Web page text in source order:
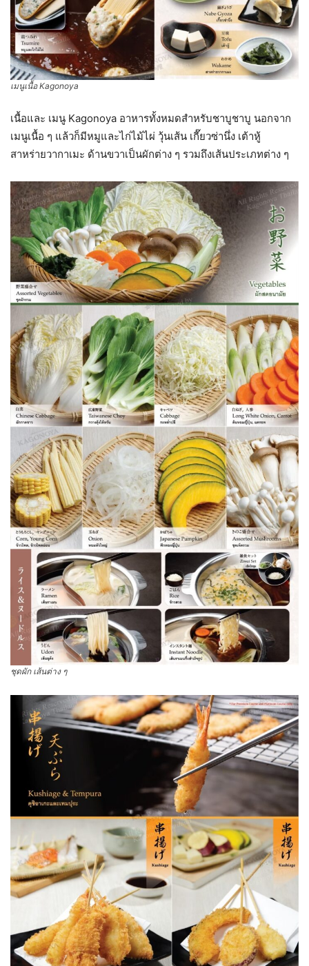
เมนูเนื้อ Kagonoya
เนื้อและ เมนู Kagonoya อาหารทั้งหมดสำหรับชาบูชาบู นอกจาก
เมนูเนื้อ ๆ แล้วก็มีหมูและไก่ไม้ไผ่ วุ้นเส้น เกี๊ยวซ่านึ่ง เต้าหู้
สาหร่ายวากาเมะ ด้านขวาเป็นผักต่าง ๆ รวมถึงเส้นประเภทต่าง ๆ
ชุดผัก เส้นต่าง ๆ